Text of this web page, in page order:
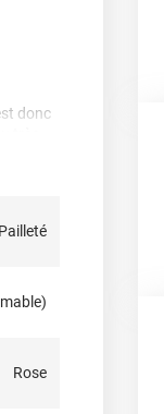
donc
Pailleté
Rose